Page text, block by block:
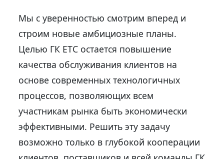
Мы с уверенностью смотрим вперед и
строим новые амбициозные планы.
Целью ГК ЕТС остается повышение
качества обслуживания клиентов на
основе современных технологичных
процессов, позволяющих всем
участникам рынка быть экономически
эффективными. Решить эту задачу
возможно только в глубокой кооперации